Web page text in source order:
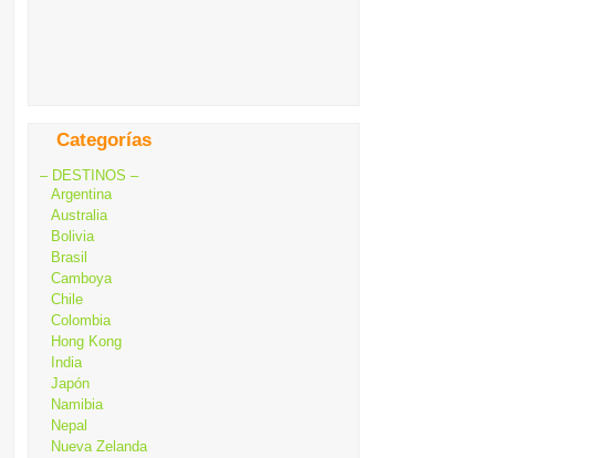
Categorías
– DESTINOS –
Argentina
Australia
Bolivia
Brasil
Camboya
Chile
Colombia
Hong Kong
India
Japón
Namibia
Nepal
Nueva Zelanda